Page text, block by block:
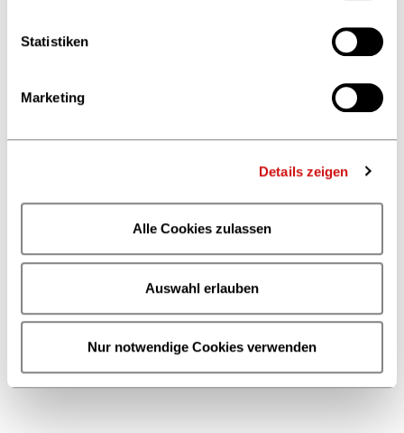
Statistiken
Marketing
Details zeigen
Alle Cookies zulassen
Auswahl erlauben
Nur notwendige Cookies verwenden